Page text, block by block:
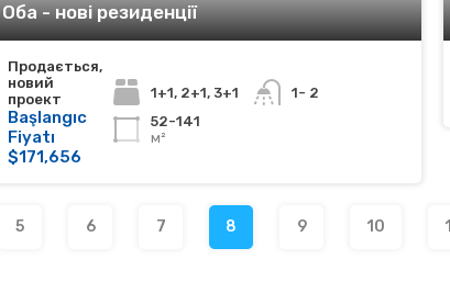
Оба - нові резиденції
Продається,
новий
проект
Başlangıc
Fiyatı
$171,656
1+1, 2+1, 3+1
1- 2
52-141
м²
5 6 7 8 9 10